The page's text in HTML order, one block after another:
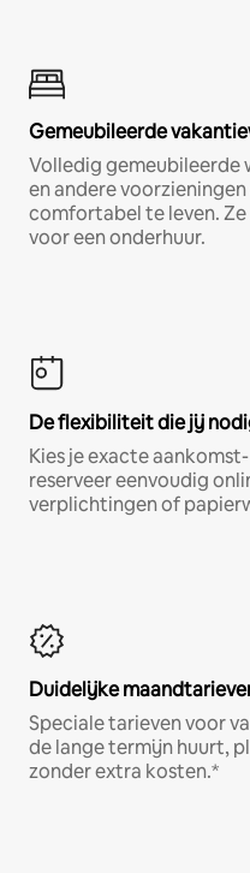
Gemeubileerde
Volledig gemeubileerde
en andere
comfortabel te leven.
voor een onderhuur.
De flexibiliteit die jij
Kies je exacte
reserveer eenvoudig
verplichtingen of
Duidelijke
Speciale tarieven voor
de lange termijn huurt,
zonder extra kosten.*